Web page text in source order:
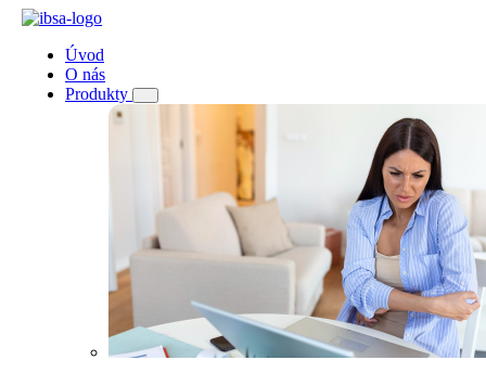
Úvod
O nás
Produkty